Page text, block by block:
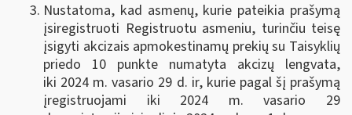
Nustatoma, kad asmenų, kurie pateikia prašymą
įsiregistruoti Registruotu asmeniu, turinčiu teisę
įsigyti akcizais apmokestinamų prekių su Taisyklių
priedo 10 punkte numatyta akcizų lengvata,
iki 2024 m. vasario 29 d. ir, kurie pagal šį prašymą
įregistruojami iki 2024 m. vasario 29